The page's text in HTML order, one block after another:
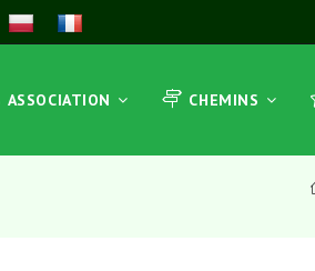
ASSOCIATION CHEMINS